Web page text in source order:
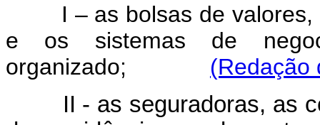
I – as bolsas de
e os sistemas de
organizado; (Redação
II - as seguradoras, as